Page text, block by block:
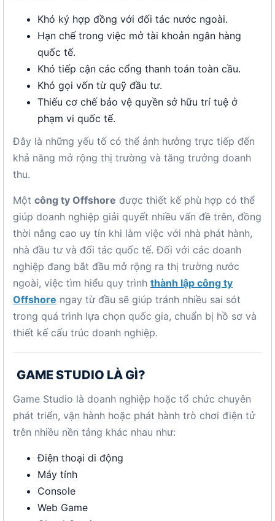
Khó ký hợp đồng với đối tác nước ngoài.
Hạn chế trong việc mở tài khoản ngân hàng
quốc tế.
Khó tiếp cận các cổng thanh toán toàn cầu.
Khó gọi vốn từ quỹ đầu tư.
Thiếu cơ chế bảo vệ quyền sở hữu trí tuệ ở
phạm vi quốc tế.
Đây là những yếu tố có thể ảnh hưởng trực tiếp đến
khả năng mở rộng thị trường và tăng trưởng doanh
thu.
Một công ty Offshore được thiết kế phù hợp có thể
giúp doanh nghiệp giải quyết nhiều vấn đề trên, đồng
thời nâng cao uy tín khi làm việc với nhà phát hành,
nhà đầu tư và đối tác quốc tế. Đối với các doanh
nghiệp đang bắt đầu mở rộng ra thị trường nước
ngoài, việc tìm hiểu quy trình thành lập công ty
Offshore ngay từ đầu sẽ giúp tránh nhiều sai sót
trong quá trình lựa chọn quốc gia, chuẩn bị hồ sơ và
thiết kế cấu trúc doanh nghiệp.
GAME STUDIO LÀ GÌ?
Game Studio là doanh nghiệp hoặc tổ chức chuyên
phát triển, vận hành hoặc phát hành trò chơi điện tử
trên nhiều nền tảng khác nhau như:
Điện thoại di động
Máy tính
Console
Web Game